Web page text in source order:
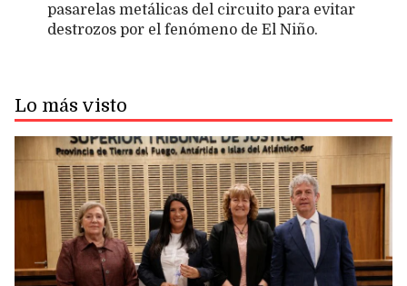
pasarelas metálicas del circuito para evitar
destrozos por el fenómeno de El Niño.
Lo más visto